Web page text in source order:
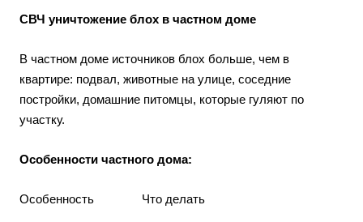
СВЧ уничтожение блох в частном доме
В частном доме источников блох больше, чем в
квартире: подвал, животные на улице, соседние
постройки, домашние питомцы, которые гуляют по
участку.
Особенности частного дома:
Особенность Что делать